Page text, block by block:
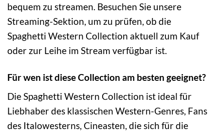
bequem zu streamen. Besuchen Sie unsere
Streaming-Sektion, um zu prüfen, ob die
Spaghetti Western Collection aktuell zum Kauf
oder zur Leihe im Stream verfügbar ist.
Für wen ist diese Collection am besten geeignet?
Die Spaghetti Western Collection ist ideal für
Liebhaber des klassischen Western-Genres, Fans
des Italowesterns, Cineasten, die sich für die